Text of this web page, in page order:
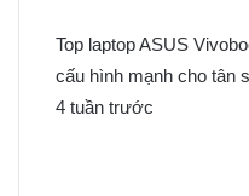
Top laptop ASUS
cấu hình mạnh cho tân
4 tuần trước